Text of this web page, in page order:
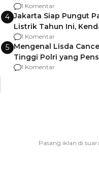
Berencana Pakai
1 Komentar
4 Jakarta Siap Pungut
Listrik Tahun Ini,
Kena hingga 75% PKB
1 Komentar
5 Mengenal Lisda
Tinggi Polri yang
Usai Jadi Brigjen
1 Komentar